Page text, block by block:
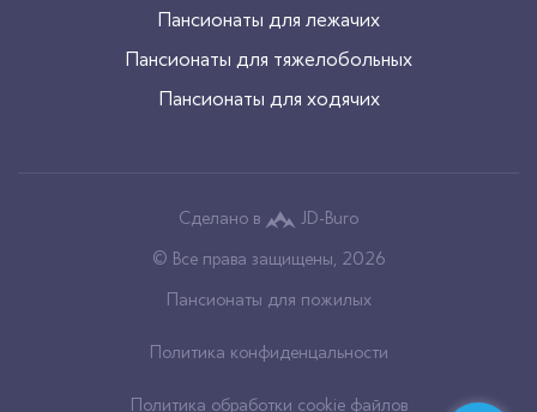
Пансионаты для лежачих
Пансионаты для тяжелобольных
Пансионаты для ходячих
Сделано в
JD-Buro
© Все права защищены, 2026
Пансионаты для пожилых
Политика конфиденцальности
Политика обработки cookie файлов